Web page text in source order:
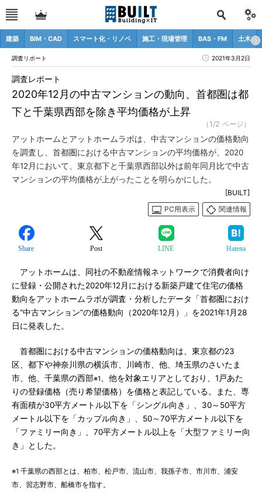
建築 BIM・CAD スマート化・リノベ 施工・現場管理 BAS・FM 土木
調査リポート 2021年3月2日
2020年12月の中古マンションの動向、首都圏は都
下と千葉県西部を除き平均価格が上昇
調査レポート
（1/2 ページ）
アットホームとアットホームラボは、中古マンションの価格動向
を調査し、首都圏における中古マンションの平均価格が、2020
年12月において、東京都下と千葉県西部以外は前年同月比で中古
マンションの平均価格が上がったことを明らかにした。
[BUILT]
PC用表示
関連情報
Share Post LINE Hatena
アットホームは、同社の不動産情報ネットワークで消費者向け
に登録・公開された2020年12月における新築戸建て住宅の価格
動向をアットホームラボが調査・分析したデータ「首都圏におけ
る“中古マンション”の価格動向（2020年12月）」を2021年1月28
日に発表した。
首都圏における中古マンションの価格動向は、東京都の23
区、都下や神奈川県の横浜市、川崎市、他、埼玉県のさいたま
市、他、千葉県の西部※1
、他を対象エリアとしており、1戸あた
りの登録価格（売り希望価格）を価格と表記している。また、専
有面積が30平方メートル以下を「シングル向き」、30～50平方
メートル以下を「カップル向き」、50～70平方メートル以下を
「ファミリー向き」、70平方メートル以上を「大型ファミリー向
き」とした。
※1 千葉県の西部とは、柏市、松戸市、流山市、我孫子市、市川市、浦安
市、習志野市、船橋市を指す。